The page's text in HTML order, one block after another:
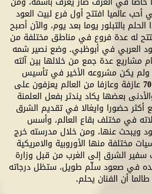
عالميا افتتح أول فرع لبيت العود
بالتبلور يوما بعد يوم، والآن أصبح
له عدة فروع في مناطق مختلفة من
العربي في أبوظبي. وضع نصير شمه
مشاريع عدة جمع من خلالها بين آلته
ولم يكن مشروعه الأخير في تأسيس
أوركسترا الشرق التي ضمت 70 عازفة وعازفا من العالم يعزفون على
بعضها يكاد يندثر بفعل العلمنة
أكثر حضورا وايغالا في تقديم الشرق
في مختلف بقاع العالم، وأسس
ويبحث عنها، ومن خلال مدرسته خرج
مختلفة منها الأوروبية والامريكية
سفير الشرق إلى الغرب من قبل وزارة
لجهده في صعود سلّم طويل، ستظل درجاته
أن الفنان يحلم.